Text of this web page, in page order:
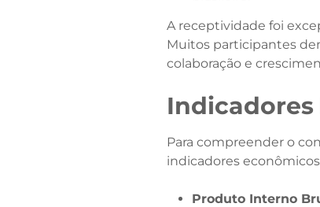
A receptividade foi
Muitos participantes
colaboração e
Indicadores
Para compreender o
indicadores
Produto Interno